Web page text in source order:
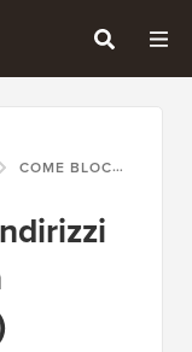
COME BLOCCARE GLI INDIRIZZI EMAIL USA E GETTA IN WORDPRESS (2 MODI)